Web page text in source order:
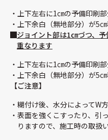
上下左右に1㎝の予備印刷
上下余白（無地部分）が5
ジョイント部は1㎝づつ、
重なります
上下左右に1㎝の予備印刷
上下余白（無地部分）が5
【ご注意】
糊付け後、水分によってW
表面を強くこすったり、引
りますので、施工時の取扱